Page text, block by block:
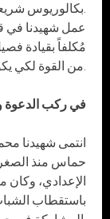
عمل شهيدنا في
مُكلفاً بقيادة
في ركب الدعوة
انتمى شهيدنا
حماس منذ
الإعدادي، وكان
باستقطاب